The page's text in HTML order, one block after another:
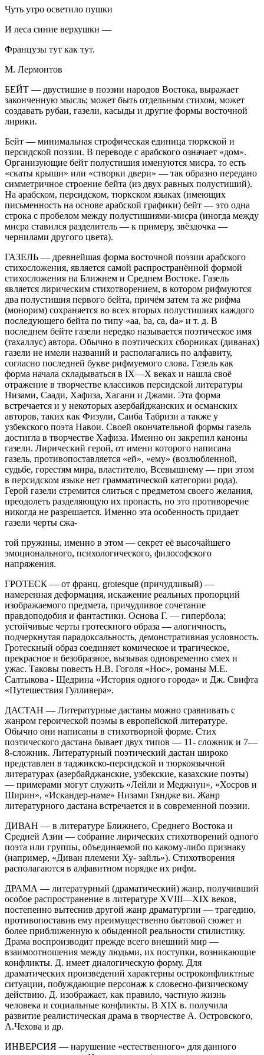
Чуть утро осветило пушки
И леса синие верхушки —
Французы тут как тут.
М. Лермонтов
БЕЙТ — двустишие в поэзии народов Востока, выражает
законченную мысль; может быть отдельным стихом, может
создавать рубаи, газели, касыды и другие формы восточной
лирики.
Бейт — минимальная строфическая единица тюркской и
персидской поэзии. В переводе с арабского означает «дом».
Организующие бейт полустишия именуются мисра, то есть
«скаты крыши» или «створки двери» — так образно передано
симметричное строение бейта (из двух равных полустиший).
На арабском, персидском, тюркском языках (имеющих
письменность на основе арабской графики) бейт — это одна
строка с пробелом между полустишиями-мисра (иногда между
мисра ставился разделитель — к примеру, звёздочка —
чернилами другого цвета).
ГАЗЕЛЬ — древнейшая форма восточной поэзии арабского
стихосложения, является самой распространённой формой
стихосложения на Ближнем и Среднем Востоке. Газель
является лирическим стихотворением, в котором рифмуются
два полустишия первого бейта, причём затем та же рифма
(монорим) сохраняется во всех вторых полустишиях каждого
последующего бейта по типу «aa, ba, ca, da» и т. д. В
последнем бейте газели нередко называется поэтическое имя
(тахаллус) автора. Обычно в поэтических сборниках (диванах)
газели не имели названий и располагались по алфавиту,
согласно последней букве рифмуемого слова. Газель как
форма начала складываться в IX—X веках и нашла своё
отражение в творчестве классиков персидской литературы
Низами, Саади, Хафиза, Хагани и Джами. Эта форма
встречается и у некоторых азербайджанских и османских
авторов, таких как Физули, Саиба Табризи а также у
узбекского поэта Навои. Своей окончательной формы газель
достигла в творчестве Хафиза. Именно он закрепил каноны
газели. Лирический герой, от имени которого написана
газель, противопоставляется «ей», «ему» (возлюбленной,
судьбе, горестям мира, властителю, Всевышнему — при этом
в персидском языке нет грамматической категории рода).
Герой газели стремится слиться с предметом своего желания,
преодолеть разделяющую их пропасть, но это противоречие
никогда не разрешается. Именно эта особенность придает
газели черты сжа-
той пружины, именно в этом — секрет её высочайшего
эмоционального, психологического, философского
напряжения.
ГРОТЕСК — от франц. grotesque (причудливый) —
намеренная деформация, искажение реальных пропорций
изображаемого предмета, причудливое сочетание
правдоподобия и фантастики. Основа Г. — гипербола;
устойчивые черты гротескного образа — алогичность,
подчеркнутая парадоксальность, демонстративная условность.
Гротескный образ соединяет комическое и трагическое,
прекрасное и безобразное, вызывая одновременно смех и
ужас. Таковы повесть Н.В. Гоголя «Нос», романы М.Е.
Салтыкова - Щедрина «История одного города» и Дж. Свифта
«Путешествия Гулливера».
ДАСТАН — Литературные дастаны можно сравнивать с
жанром героической поэмы в европейской литературе.
Обычно они написаны в стихотворной форме. Стих
поэтического дастана бывает двух типов — 11- сложник и 7—
8-сложник. Литературный поэтический дастан широко
представлен в таджикско-персидской и тюркоязычной
литературах (азербайджанские, узбекские, казахские поэты)
— примерами могут служить «Лейли и Меджнун», «Хосров и
Ширин», «Искандер-наме» Низами Гяндже ви. Жанр
литературного дастана встречается и в современной поэзии.
ДИВАН — в литературе Ближнего, Среднего Востока и
Средней Азии — собрание лирических стихотворений одного
поэта или группы, объединяемой по какому-либо признаку
(например, «Диван племени Ху- зайль»). Стихотворения
располагаются в алфавитном порядке их рифм.
ДРАМА — литературный (драматический) жанр, получивший
особое распространение в литературе XVIII—XIX веков,
постепенно вытеснив другой жанр драматургии — трагедию,
противопоставив ему преимущественно бытовой сюжет и
более приближенную к обыденной реальности стилистику.
Драма воспроизводит прежде всего внешний мир —
взаимоотношения между людьми, их поступки, возникающие
конфликты. Д. имеет диалогическую форму. Для
драматических произведений характерны остроконфликтные
ситуации, побуждающие персонаж к словесно-физическому
действию. Д. изображает, как правило, частную жизнь
человека и социальные конфликты. В XIX в. получила
развитие реалистическая драма в творчестве А. Островского,
А.Чехова и др.
ИНВЕРСИЯ — нарушение «естественного» для данного